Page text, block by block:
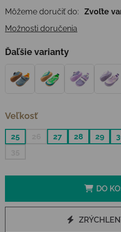
Môžeme doručiť do:
Zvoľte
Možnosti doručenia
Ďaľšie varianty
Veľkosť
25 27 28 29
DO